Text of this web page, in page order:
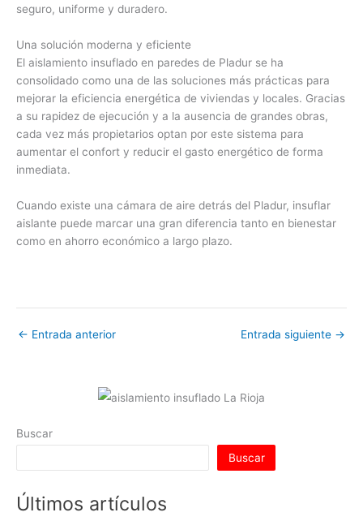
seguro, uniforme y duradero.
Una solución moderna y eficiente
El aislamiento insuflado en paredes de Pladur se ha
consolidado como una de las soluciones más prácticas para
mejorar la eficiencia energética de viviendas y locales. Gracias
a su rapidez de ejecución y a la ausencia de grandes obras,
cada vez más propietarios optan por este sistema para
aumentar el confort y reducir el gasto energético de forma
inmediata.
Cuando existe una cámara de aire detrás del Pladur, insuflar
aislante puede marcar una gran diferencia tanto en bienestar
como en ahorro económico a largo plazo.
← Entrada anterior Entrada siguiente →
Buscar
Buscar
Últimos artículos